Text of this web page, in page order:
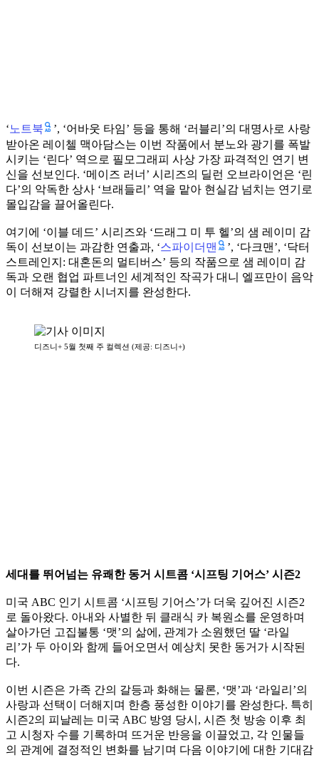
‘노트북
’, ‘어바웃 타임’ 등을 통해 ‘러블리’의 대명사로 사랑
받아온 레이첼 맥아담스는 이번 작품에서 분노와 광기를 폭발
시키는 ‘린다’ 역으로 필모그래피 사상 가장 파격적인 연기 변
신을 선보인다. ‘메이즈 러너’ 시리즈의 딜런 오브라이언은 ‘린
다’의 악독한 상사 ‘브래들리’ 역을 맡아 현실감 넘치는 연기로
몰입감을 끌어올린다.
여기에 ‘이블 데드’ 시리즈와 ‘드래그 미 투 헬’의 샘 레이미 감
독이 선보이는 과감한 연출과, ‘스파이더맨
’, ‘다크맨’, ‘닥터
스트레인지: 대혼돈의 멀티버스’ 등의 작품으로 샘 레이미 감
독과 오랜 협업 파트너인 세계적인 작곡가 대니 엘프만이 음악
이 더해져 강렬한 시너지를 완성한다.
디즈니+ 5월 첫째 주 컬렉션 (제공: 디즈니+)
세대를 뛰어넘는 유쾌한 동거 시트콤 ‘시프팅 기어스’ 시즌2
미국 ABC 인기 시트콤 ‘시프팅 기어스’가 더욱 깊어진 시즌2
로 돌아왔다. 아내와 사별한 뒤 클래식 카 복원소를 운영하며
살아가던 고집불통 ‘맷’의 삶에, 관계가 소원했던 딸 ‘라일
리’가 두 아이와 함께 들어오면서 예상치 못한 동거가 시작된
다.
이번 시즌은 가족 간의 갈등과 화해는 물론, ‘맷’과 ‘라일리’의
사랑과 선택이 더해지며 한층 풍성한 이야기를 완성한다. 특히
시즌2의 피날레는 미국 ABC 방영 당시, 시즌 첫 방송 이후 최
고 시청자 수를 기록하며 뜨거운 반응을 이끌었고, 각 인물들
의 관계에 결정적인 변화를 남기며 다음 이야기에 대한 기대감